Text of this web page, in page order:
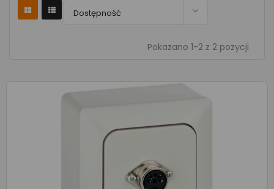
Dostępność 
Pokazano 1-2 z 2 pozycji